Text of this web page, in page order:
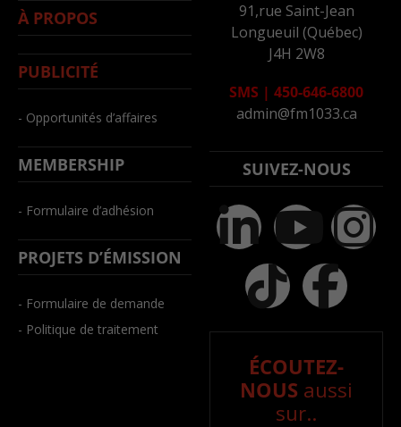
À PROPOS
PUBLICITÉ
- Opportunités d’affaires
MEMBERSHIP
- Formulaire d’adhésion
PROJETS D’ÉMISSION
- Formulaire de demande
- Politique de traitement
91,rue Saint-Jean
Longueuil (Québec)
J4H 2W8
SMS | 450-646-6800
admin@fm1033.ca
SUIVEZ-NOUS
ÉCOUTEZ-
NOUS aussi
sur..